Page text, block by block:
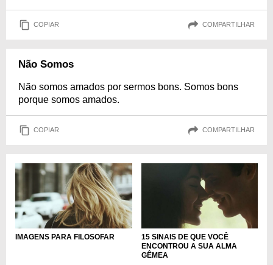
COPIAR COMPARTILHAR
Não Somos
Não somos amados por sermos bons. Somos bons
porque somos amados.
COPIAR COMPARTILHAR
IMAGENS PARA FILOSOFAR
15 SINAIS DE QUE VOCÊ
ENCONTROU A SUA ALMA
GÊMEA